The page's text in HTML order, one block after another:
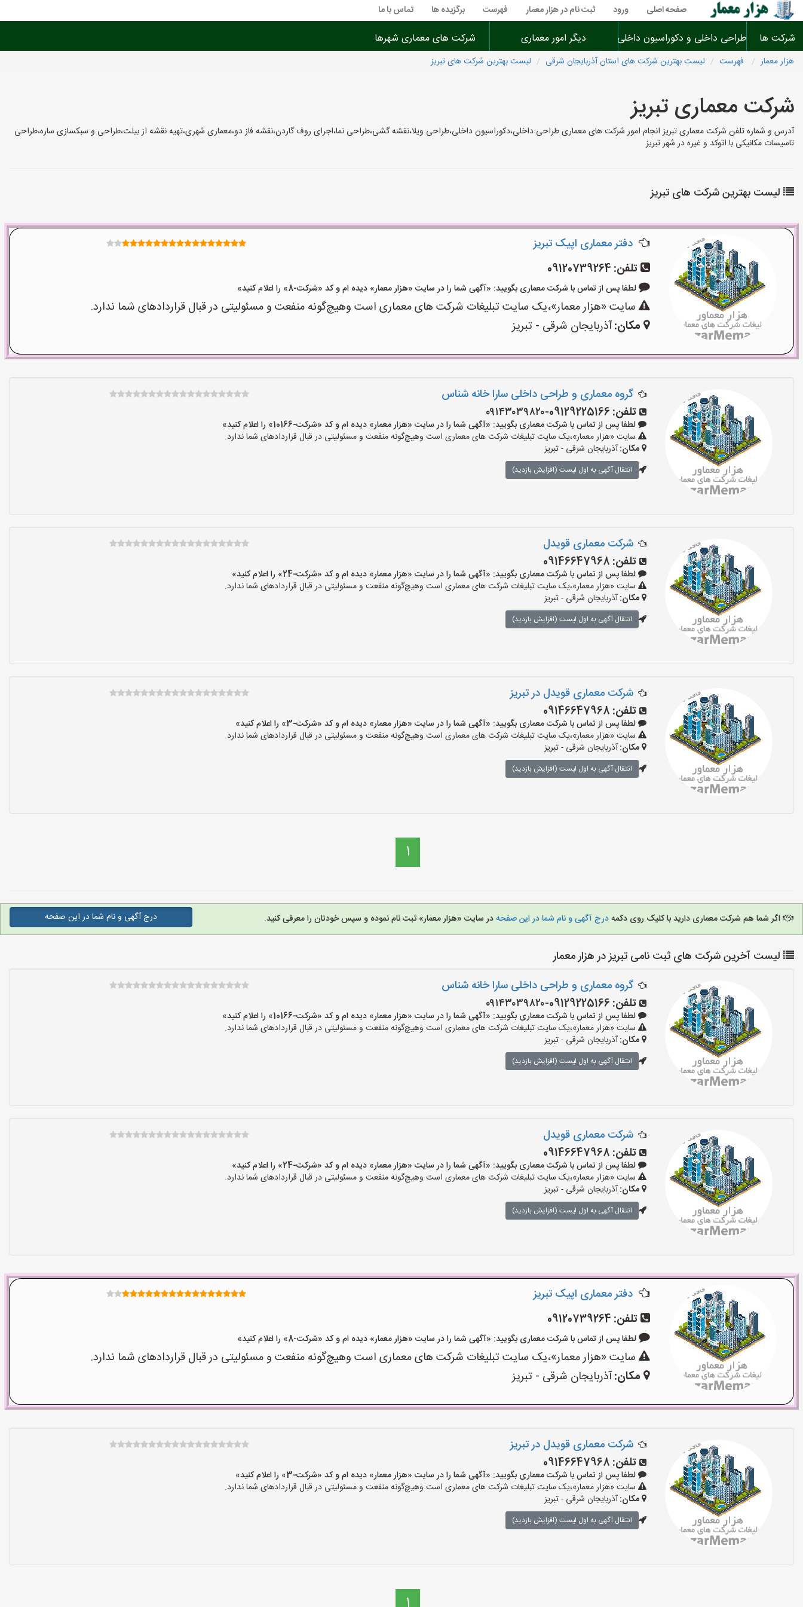
صفحه اصلی ورود ثبت نام در هزار معمار فهرست برگزیده ها تماس با ما
شرکت ها طراحی داخلی و دکوراسیون داخلی دیگر امور معماری شرکت های معماری شهرها
هزار معمار فهرست لیست بهترین شرکت های استان آذربایجان شرقی لیست بهترین شرکت های تبریز
شرکت معماری تبریز
آدرس و شماره تلفن شرکت معماری تبریز انجام امور شرکت های معماری طراحی داخلی،دکوراسیون داخلی،طراحی ویلا،نقشه گشی،طراحی نما،اجرای روف گاردن،نقشه فاز دو،معماری شهری،تهیه نقشه از بیلت،طراحی و سبکسازی ساره،طراحی
تاسیسات مکانیکی با اتوکد و غیره در شهر تبریز
لیست بهترین شرکت های تبریز
دفتر معماری اپیک تبریز
تلفن: 09120739264
لطفا پس از تماس با شرکت معماری بگویید: «آگهی شما را در سایت «هزار معمار» دیده ام و کد «شرکت-8» را اعلام کنید»
سایت «هزار معمار»،یک سایت تبلیغات شرکت های معماری است وهیچ‌گونه منفعت و مسئولیتی در قبال قراردادهای شما ندارد.
مکان:آذربایجان شرقی - تبریز
گروه معماری و طراحی داخلی سارا خانه شناس
تلفن: 09129225166-۰۹۱۴۳۰۳۹۸۲۰
لطفا پس از تماس با شرکت معماری بگویید: «آگهی شما را در سایت «هزار معمار» دیده ام و کد «شرکت-10166» را اعلام کنید»
سایت «هزار معمار»،یک سایت تبلیغات شرکت های معماری است وهیچ‌گونه منفعت و مسئولیتی در قبال قراردادهای شما ندارد.
مکان:آذربایجان شرقی - تبریز
انتقال آگهی به اول لیست (افزایش بازدید)
شرکت معماری قویدل
تلفن: 09146647968
لطفا پس از تماس با شرکت معماری بگویید: «آگهی شما را در سایت «هزار معمار» دیده ام و کد «شرکت-24» را اعلام کنید»
سایت «هزار معمار»،یک سایت تبلیغات شرکت های معماری است وهیچ‌گونه منفعت و مسئولیتی در قبال قراردادهای شما ندارد.
مکان:آذربایجان شرقی - تبریز
انتقال آگهی به اول لیست (افزایش بازدید)
شرکت معماری قویدل در تبریز
تلفن: 09146647968
لطفا پس از تماس با شرکت معماری بگویید: «آگهی شما را در سایت «هزار معمار» دیده ام و کد «شرکت-3» را اعلام کنید»
سایت «هزار معمار»،یک سایت تبلیغات شرکت های معماری است وهیچ‌گونه منفعت و مسئولیتی در قبال قراردادهای شما ندارد.
مکان:آذربایجان شرقی - تبریز
انتقال آگهی به اول لیست (افزایش بازدید)
1
اگر شما هم شرکت معماری دارید با کلیک روی دکمهدرج آگهی و نام شما در این صفحهدر سایت «هزار معمار» ثبت نام نموده و سپس خودتان را معرفی کنید. درج آگهی و نام شما در این صفحه
لیست آخرین شرکت های ثبت نامی تبریز در هزار معمار
گروه معماری و طراحی داخلی سارا خانه شناس
تلفن: 09129225166-۰۹۱۴۳۰۳۹۸۲۰
لطفا پس از تماس با شرکت معماری بگویید: «آگهی شما را در سایت «هزار معمار» دیده ام و کد «شرکت-10166» را اعلام کنید»
سایت «هزار معمار»،یک سایت تبلیغات شرکت های معماری است وهیچ‌گونه منفعت و مسئولیتی در قبال قراردادهای شما ندارد.
مکان:آذربایجان شرقی - تبریز
انتقال آگهی به اول لیست (افزایش بازدید)
شرکت معماری قویدل
تلفن: 09146647968
لطفا پس از تماس با شرکت معماری بگویید: «آگهی شما را در سایت «هزار معمار» دیده ام و کد «شرکت-24» را اعلام کنید»
سایت «هزار معمار»،یک سایت تبلیغات شرکت های معماری است وهیچ‌گونه منفعت و مسئولیتی در قبال قراردادهای شما ندارد.
مکان:آذربایجان شرقی - تبریز
انتقال آگهی به اول لیست (افزایش بازدید)
دفتر معماری اپیک تبریز
تلفن: 09120739264
لطفا پس از تماس با شرکت معماری بگویید: «آگهی شما را در سایت «هزار معمار» دیده ام و کد «شرکت-8» را اعلام کنید»
سایت «هزار معمار»،یک سایت تبلیغات شرکت های معماری است وهیچ‌گونه منفعت و مسئولیتی در قبال قراردادهای شما ندارد.
مکان:آذربایجان شرقی - تبریز
شرکت معماری قویدل در تبریز
تلفن: 09146647968
لطفا پس از تماس با شرکت معماری بگویید: «آگهی شما را در سایت «هزار معمار» دیده ام و کد «شرکت-3» را اعلام کنید»
سایت «هزار معمار»،یک سایت تبلیغات شرکت های معماری است وهیچ‌گونه منفعت و مسئولیتی در قبال قراردادهای شما ندارد.
مکان:آذربایجان شرقی - تبریز
انتقال آگهی به اول لیست (افزایش بازدید)